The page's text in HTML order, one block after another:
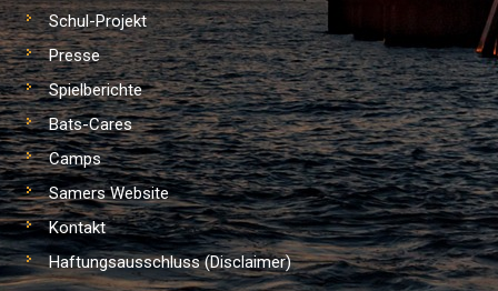
Schul-Projekt
Presse
Spielberichte
Bats-Cares
Camps
Samers Website
Kontakt
Haftungsausschluss (Disclaimer)